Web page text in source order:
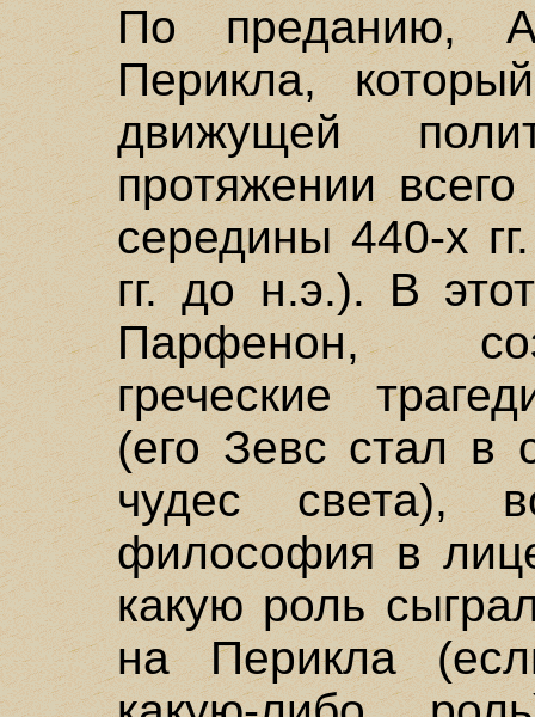
По преданию,
Перикла,
движущей
протяжении
середины 440-х
гг. до н.э.). В
Парфенон,
греческие
(его Зевс стал в
чудес света),
философия в
какую роль
на Перикла